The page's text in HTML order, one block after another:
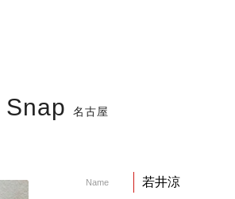
Snap 名古屋
Name 若井涼